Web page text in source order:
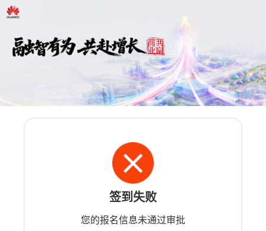
签到失败
您的报名信息未通过审批